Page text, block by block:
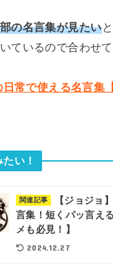
の名言集が見たい
ているので合わせ
常で使える名言集
い！
関連記事
【ジョジョ
言集！短くパッ言え
メも必見！】
2024.12.27